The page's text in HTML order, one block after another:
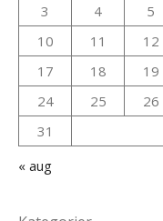
3
4 5
10
11 12
17
18 19
24
25 26
31
« aug